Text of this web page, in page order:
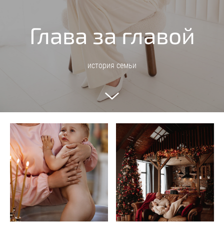
Глава за главой
история семьи